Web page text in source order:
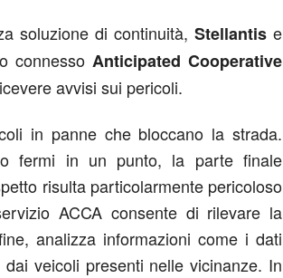
soluzione di continuità, Stellantise
connesso Anticipated Cooperative
avvisi sui pericoli.
in panne che bloccano la strada.
fermi in un punto, la parte finale
risulta particolarmente pericoloso
ACCA consente di rilevare la
analizza informazioni come i dati
veicoli presenti nelle vicinanze. In